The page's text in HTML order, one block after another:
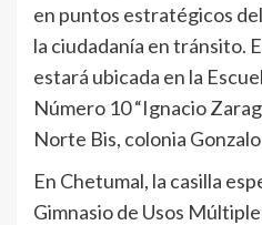
en puntos estratégicos
la ciudadanía en tránsito.
estará ubicada en la
Número 10 “Ignacio
Norte Bis, colonia
En Chetumal, la casilla
Gimnasio de Usos